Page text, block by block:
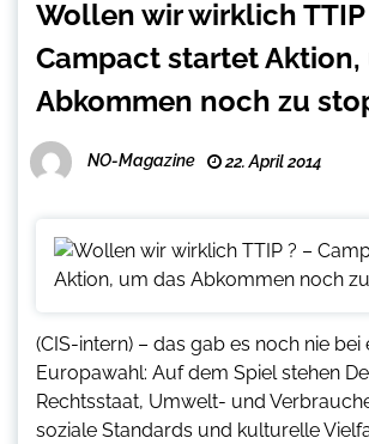
Wollen wir wirklich TTIP
Campact startet Aktion,
Abkommen noch zu
NO-Magazine 22. April 2014
(CIS-intern) – das gab es noch nie bei
Europawahl: Auf dem Spiel stehen
Rechtsstaat, Umwelt- und
soziale Standards und kulturelle